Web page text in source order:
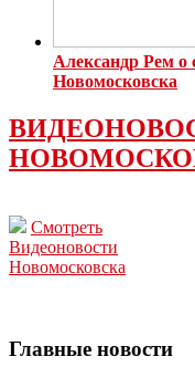
Александр Рем о
Новомосковска
Смотреть
Видеоновости
Новомосковска
Главные новости